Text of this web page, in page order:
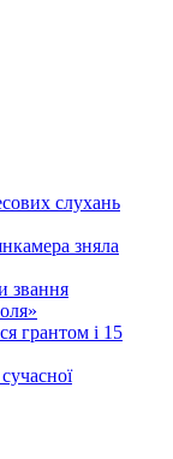
слухань
зняла
звання
грантом і 15